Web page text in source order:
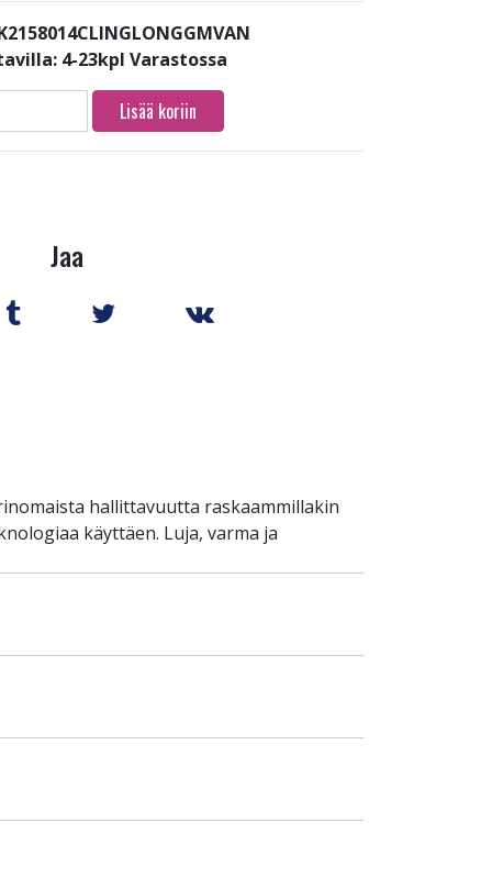
4-23kpl Varastossa
Lisää koriin
Jaa
hallittavuutta raskaammillakin
käyttäen. Luja, varma ja